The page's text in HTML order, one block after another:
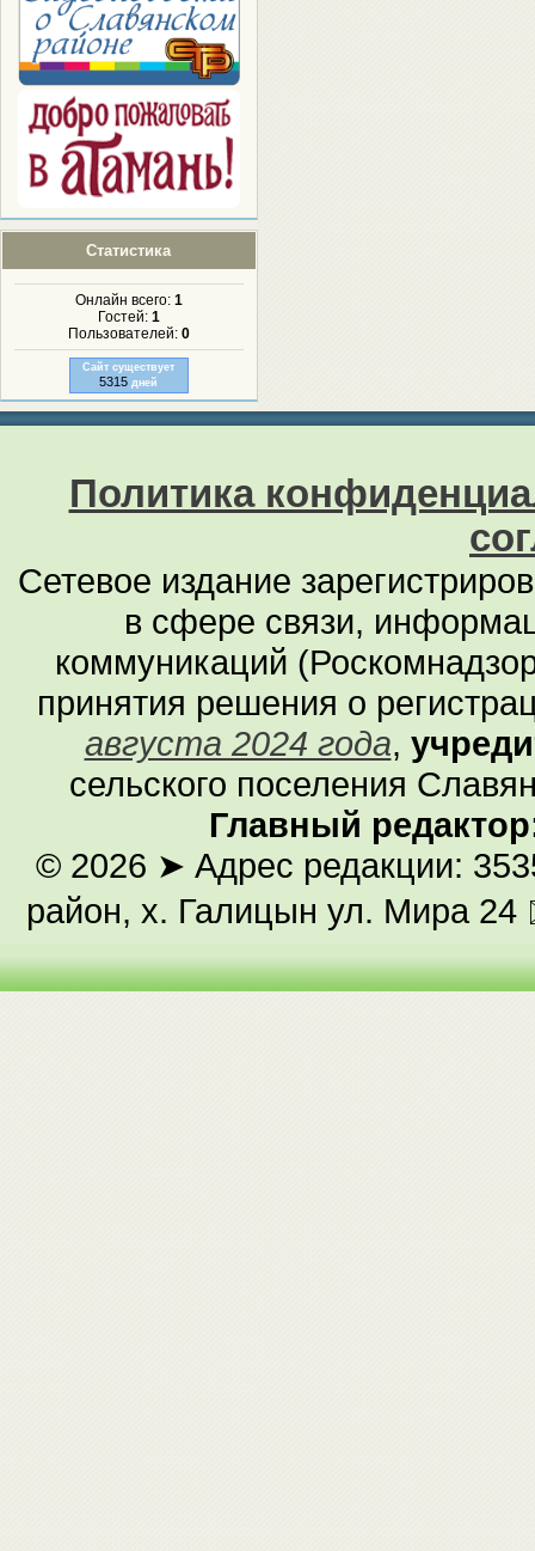
Статистика
Онлайн всего: 1
Гостей: 1
Пользователей: 0
Сайт существует
5315 дней
Политика
Сетевое издание
в сфере связи,
коммуникаций
принятия решения о
августа 2024 года,
сельского поселения
Главный
© 2026 ➤ Адрес редакции:
район, х. Галицын ул. Мира